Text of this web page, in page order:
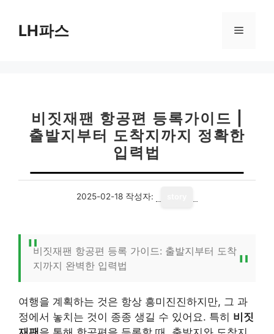
LH파스 메
비짓재팬 항공편 등록가이드 |
출발지부터 도착지까지 정확한
입력법
2025-02-18 작성자:
비짓재팬 항공편 등록 가이드: 출발지부터 도착
지까지 완벽한 입력법
여행을 계획하는 것은 항상 흥미진진하지만, 그 과
정에서 놓치는 것이 종종 생길 수 있어요. 특히 비짓